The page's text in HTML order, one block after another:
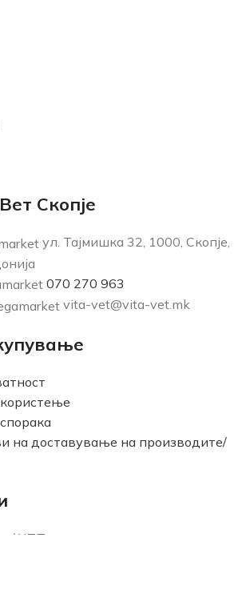
Скопје
ул. Тајмишка 32, 1000, Скопје,
070 270 963
vita-vet@vita-vet.mk
на доставување на производите/
/ ЧПП